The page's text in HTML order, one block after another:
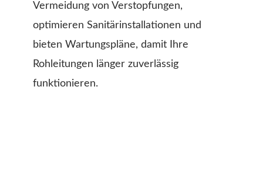
Vermeidung von Verstopfungen,
optimieren Sanitärinstallationen und
bieten Wartungspläne, damit Ihre
Rohleitungen länger zuverlässig
funktionieren.